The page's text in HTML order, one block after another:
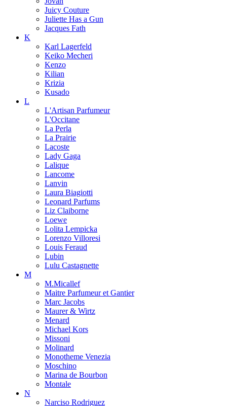
Juicy Couture
Juliette Has a Gun
Jacques Fath
K
Karl Lagerfeld
Keiko Mecheri
Kenzo
Kilian
Krizia
Kusado
L
L'Artisan Parfumeur
L'Occitane
La Perla
La Prairie
Lacoste
Lady Gaga
Lalique
Lancome
Lanvin
Laura Biagiotti
Leonard Parfums
Liz Claiborne
Loewe
Lolita Lempicka
Lorenzo Villoresi
Louis Feraud
Lubin
Lulu Castagnette
M
M.Micallef
Maitre Parfumeur et Gantier
Marc Jacobs
Maurer & Wirtz
Menard
Michael Kors
Missoni
Molinard
Monotheme Venezia
Moschino
Marina de Bourbon
Montale
N
Narciso Rodriguez